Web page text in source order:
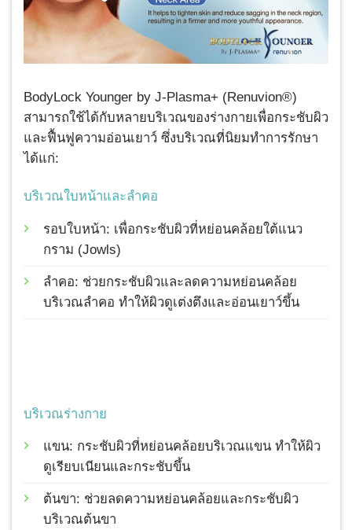
BodyLock Younger by J-Plasma+ (Renuvion®)
สามารถใช้ได้กับหลายบริเวณของร่างกายเพื่อกระชับผิว
และฟื้นฟูความอ่อนเยาว์ ซึ่งบริเวณที่นิยมทำการรักษา
ได้แก่:
บริเวณใบหน้าและลำคอ
รอบใบหน้า: เพื่อกระชับผิวที่หย่อนคล้อยใต้แนว
กราม (Jowls)
ลำคอ: ช่วยกระชับผิวและลดความหย่อนคล้อย
บริเวณลำคอ ทำให้ผิวดูเต่งตึงและอ่อนเยาว์ขึ้น
บริเวณร่างกาย
แขน: กระชับผิวที่หย่อนคล้อยบริเวณแขน ทำให้ผิว
ดูเรียบเนียนและกระชับขึ้น
ต้นขา: ช่วยลดความหย่อนคล้อยและกระชับผิว
บริเวณต้นขา